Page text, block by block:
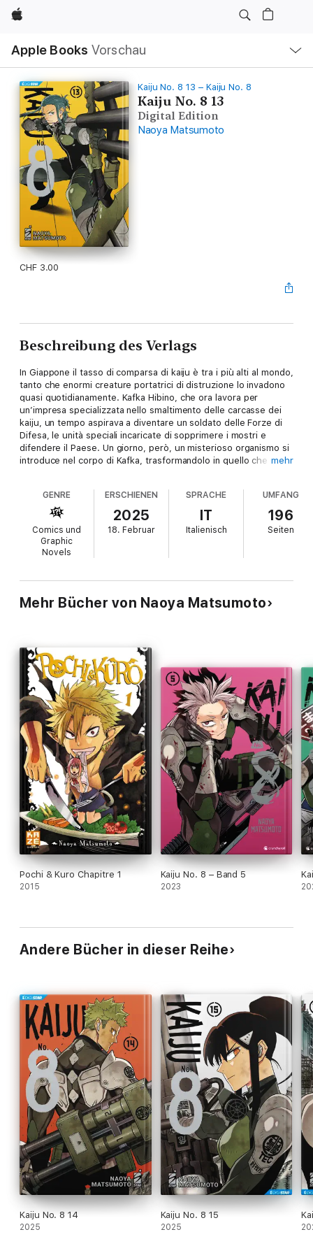
Apple
Apple Books Vorschau
Navigation
Menü
öffnen
Kaiju No. 8 13 – Kaiju No. 8
Kaiju No. 8 13
Digital Edition
Naoya Matsumoto
CHF 3.00
Beschreibung des Verlags
In Giappone il tasso di comparsa di kaiju è tra i più alti al mondo,
tanto che enormi creature portatrici di distruzione lo invadono
quasi quotidianamente. Kafka Hibino, che ora lavora per
un’impresa specializzata nello smaltimento delle carcasse dei
kaiju, un tempo aspirava a diventare un soldato delle Forze di
Difesa, le unità speciali incaricate di sopprimere i mostri e
difendere il Paese. Un giorno, però, un misterioso organismo si
introduce nel corpo di Kafka, trasformandolo in quello che lemehr
GENRE
Comics und
Graphic
Novels
ERSCHIENEN
2025
18. Februar
SPRACHE
IT
Italienisch
UMFANG
196
Seiten
Mehr Bücher von Naoya Matsumoto
Pochi & Kuro Chapitre 1
2015
Kaiju No. 8 – Band 5
2023
Andere Bücher in dieser Reihe
Kaiju No. 8 14
2025
Kaiju No. 8 15
2025